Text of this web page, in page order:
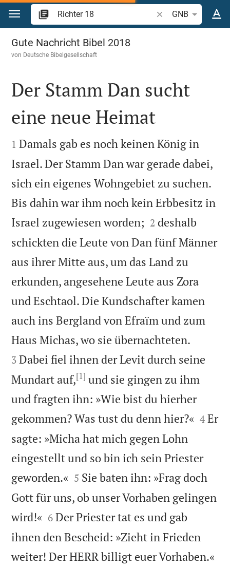
Zum Inhalt springen
Bibelstelle oder
GNB
Richter 18
Gute Nachricht Bibel 2018
von Deutsche Bibelgesellschaft

Der Stamm Dan sucht
eine neue Heimat

1 Damals gab es noch keinen König in
Israel. Der Stamm Dan war gerade dabei,
sich ein eigenes Wohngebiet zu suchen.
Bis dahin war ihm noch kein Erbbesitz in
Israel zugewiesen worden; 

2 deshalb
schickten die Leute von Dan fünf Männer
aus ihrer Mitte aus, um das Land zu
erkunden, angesehene Leute aus Zora
und Eschtaol. Die Kundschafter kamen
auch ins Bergland von Efraïm und zum
Haus Michas, wo sie übernachteten.
3 Dabei fiel ihnen der Levit durch seine
Mundart auf,[1] und sie gingen zu ihm
und fragten ihn: »Wie bist du hierher
gekommen? Was tust du denn hier?« 

4 Er
sagte: »Micha hat mich gegen Lohn
eingestellt und so bin ich sein Priester
geworden.« 

5 Sie baten ihn: »Frag doch
Gott für uns, ob unser Vorhaben gelingen
wird!« 

6 Der Priester tat es und gab
ihnen den Bescheid: »Zieht in Frieden
weiter! Der HERR billigt euer Vorhaben.«